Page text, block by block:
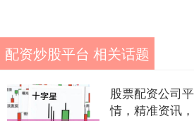
配资炒股平台 相关话题
股票配资公司
情，精准资讯